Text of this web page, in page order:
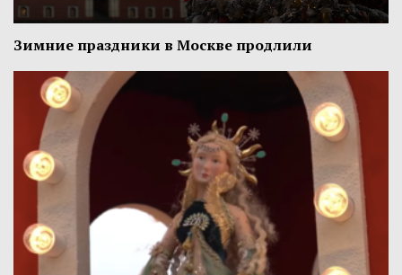
Зимние праздники в Москве продлили